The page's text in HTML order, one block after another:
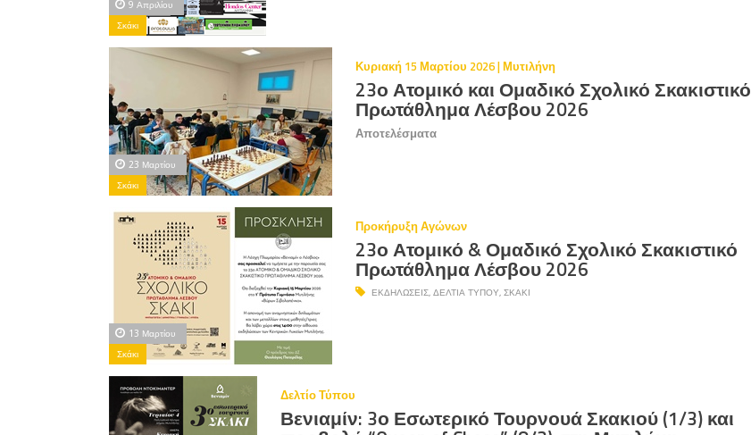
9 Απριλίου
Σκάκι
23 Μαρτίου
Σκάκι
Κυριακή 15 Μαρτίου 2026 | Μυτιλήνη
23ο Ατομικό και Ομαδικό Σχολικό Σκακιστικό
Πρωτάθλημα Λέσβου 2026
Αποτελέσματα
13 Μαρτίου
Σκάκι
Προκήρυξη Αγώνων
23ο Ατομικό & Ομαδικό Σχολικό Σκακιστικό
Πρωτάθλημα Λέσβου 2026
ΕΚΔΗΛΏΣΕΙΣ, ΔΕΛΤΊΑ ΤΎΠΟΥ ΣΚΆΚΙ
Δελτίο Τύπου
Βενιαμίν: 3ο Εσωτερικό Τουρνουά Σκακιού (1/3) και